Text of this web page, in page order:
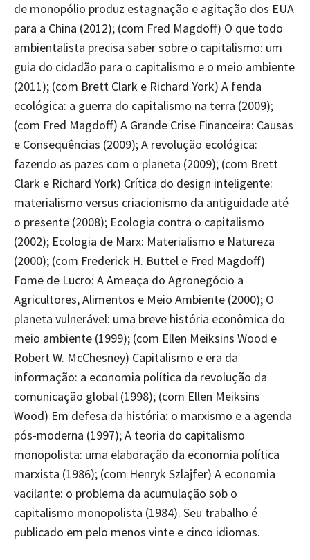
de monopólio produz estagnação e agitação dos EUA
para a China (2012); (com Fred Magdoff) O que todo
ambientalista precisa saber sobre o capitalismo: um
guia do cidadão para o capitalismo e o meio ambiente
(2011); (com Brett Clark e Richard York) A fenda
ecológica: a guerra do capitalismo na terra (2009);
(com Fred Magdoff) A Grande Crise Financeira: Causas
e Consequências (2009); A revolução ecológica:
fazendo as pazes com o planeta (2009); (com Brett
Clark e Richard York) Crítica do design inteligente:
materialismo versus criacionismo da antiguidade até
o presente (2008); Ecologia contra o capitalismo
(2002); Ecologia de Marx: Materialismo e Natureza
(2000); (com Frederick H. Buttel e Fred Magdoff)
Fome de Lucro: A Ameaça do Agronegócio a
Agricultores, Alimentos e Meio Ambiente (2000); O
planeta vulnerável: uma breve história econômica do
meio ambiente (1999); (com Ellen Meiksins Wood e
Robert W. McChesney) Capitalismo e era da
informação: a economia política da revolução da
comunicação global (1998); (com Ellen Meiksins
Wood) Em defesa da história: o marxismo e a agenda
pós-moderna (1997); A teoria do capitalismo
monopolista: uma elaboração da economia política
marxista (1986); (com Henryk Szlajfer) A economia
vacilante: o problema da acumulação sob o
capitalismo monopolista (1984). Seu trabalho é
publicado em pelo menos vinte e cinco idiomas.